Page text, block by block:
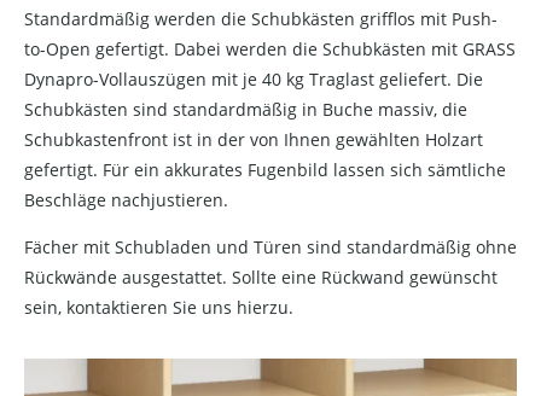
Standardmäßig werden die Schubkästen grifflos mit Push-
to-Open gefertigt. Dabei werden die Schubkästen mit GRASS
Dynapro-Vollauszügen mit je 40 kg Traglast geliefert. Die
Schubkästen sind standardmäßig in Buche massiv, die
Schubkastenfront ist in der von Ihnen gewählten Holzart
gefertigt. Für ein akkurates Fugenbild lassen sich sämtliche
Beschläge nachjustieren.
Fächer mit Schubladen und Türen sind standardmäßig ohne
Rückwände ausgestattet. Sollte eine Rückwand gewünscht
sein, kontaktieren Sie uns hierzu.